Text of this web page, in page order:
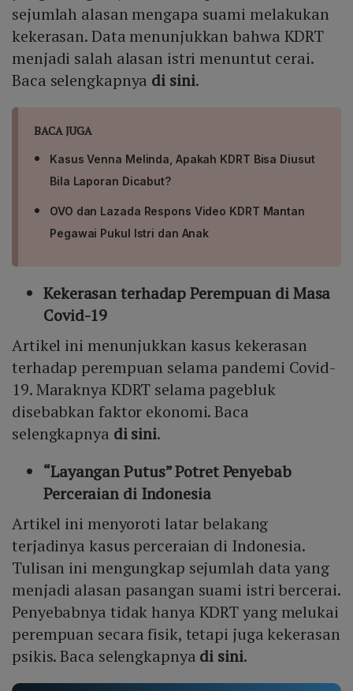
sejumlah alasan mengapa suami melakukan
kekerasan. Data menunjukkan bahwa KDRT
menjadi salah alasan istri menuntut cerai.
Baca selengkapnya di sini.
BACA JUGA
Kasus Venna Melinda, Apakah KDRT Bisa Diusut
Bila Laporan Dicabut?
OVO dan Lazada Respons Video KDRT Mantan
Pegawai Pukul Istri dan Anak
Kekerasan terhadap Perempuan di Masa
Covid-19
Artikel ini menunjukkan kasus kekerasan
terhadap perempuan selama pandemi Covid-
19. Maraknya KDRT selama pagebluk
disebabkan faktor ekonomi. Baca
selengkapnya di sini.
“Layangan Putus” Potret Penyebab
Perceraian di Indonesia
Artikel ini menyoroti latar belakang
terjadinya kasus perceraian di Indonesia.
Tulisan ini mengungkap sejumlah data yang
menjadi alasan pasangan suami istri bercerai.
Penyebabnya tidak hanya KDRT yang melukai
perempuan secara fisik, tetapi juga kekerasan
psikis. Baca selengkapnya di sini.